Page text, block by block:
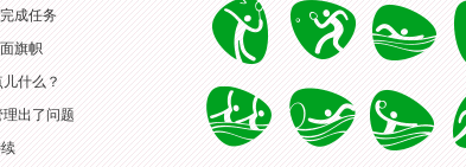
成任务
旗帜
什么？
出了问题